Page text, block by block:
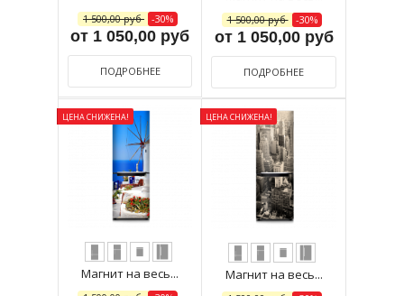
1 500,00 руб -30%
от 1 050,00 руб
ПОДРОБНЕЕ
1 500,00 руб -30%
от 1 050,00 руб
ПОДРОБНЕЕ
ЦЕНА СНИЖЕНА!
Магнит на весь...
ЦЕНА СНИЖЕНА!
Магнит на весь...